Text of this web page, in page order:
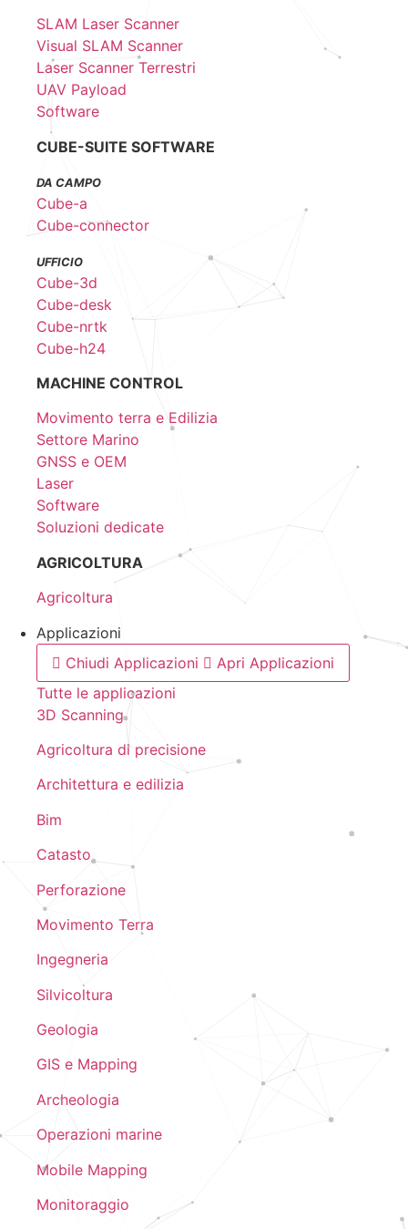
SLAM Laser Scanner
Visual SLAM Scanner
Laser Scanner Terrestri
UAV Payload
Software
CUBE-SUITE SOFTWARE
DA CAMPO
Cube-a
Cube-connector
UFFICIO
Cube-3d
Cube-desk
Cube-nrtk
Cube-h24
MACHINE CONTROL
Movimento terra e Edilizia
Settore Marino
GNSS e OEM
Laser
Software
Soluzioni dedicate
AGRICOLTURA
Agricoltura
Applicazioni
Chiudi Applicazioni
Apri Applicazioni
Tutte le applicazioni
3D Scanning
Agricoltura di precisione
Architettura e edilizia
Bim
Catasto
Perforazione
Movimento Terra
Ingegneria
Silvicoltura
Geologia
GIS e Mapping
Archeologia
Operazioni marine
Mobile Mapping
Monitoraggio